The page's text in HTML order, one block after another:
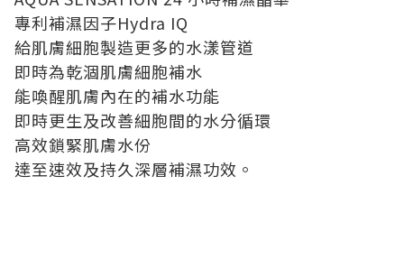
專利補濕因子Hydra IQ
給肌膚細胞製造更多的水漾管道
即時為乾涸肌膚細胞補水
能喚醒肌膚內在的補水功能
即時更生及改善細胞間的水分循環
高效鎖緊肌膚水份
達至速效及持久深層補濕功效。